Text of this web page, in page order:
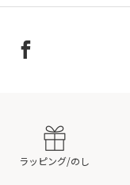
ラッピング/のし